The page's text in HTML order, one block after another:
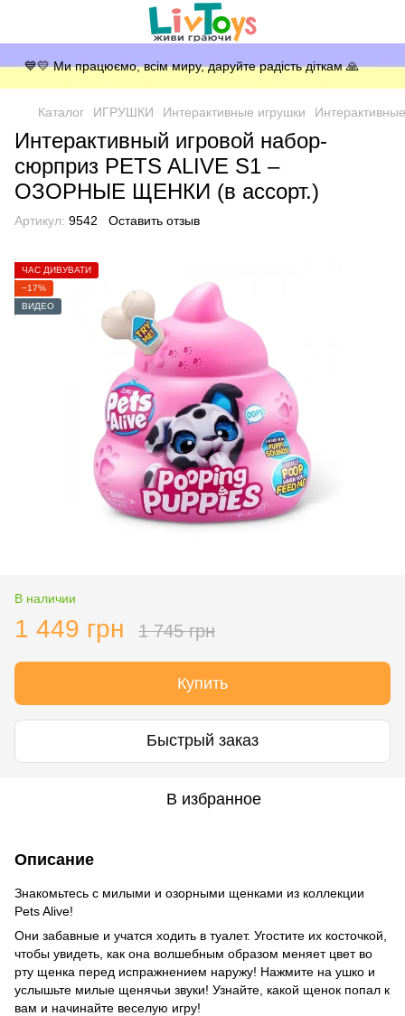
💙💛 Ми працюємо, всім миру, даруйте радість діткам 🙏
Каталог ИГРУШКИ Интерактивные игрушки
Интерактивный игровой набор-
сюрприз PETS ALIVE S1 –
ОЗОРНЫЕ ЩЕНКИ (в ассорт.)
Артикул: 9542 Оставить отзыв
ЧАС ДИВУВАТИ
−17%
ВИДЕО
В наличии
1 449 грн 1 745 грн
Купить
Быстрый заказ
В избранное
Описание
Знакомьтесь с милыми и озорными щенками из коллекции
Pets Alive!
Они забавные и учатся ходить в туалет. Угостите их косточкой,
чтобы увидеть, как она волшебным образом меняет цвет во
рту щенка перед испражнением наружу! Нажмите на ушко и
услышьте милые щенячьи звуки! Узнайте, какой щенок попал к
вам и начинайте веселую игру!